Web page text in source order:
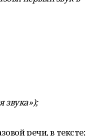
звука»);
речи, в тексте;